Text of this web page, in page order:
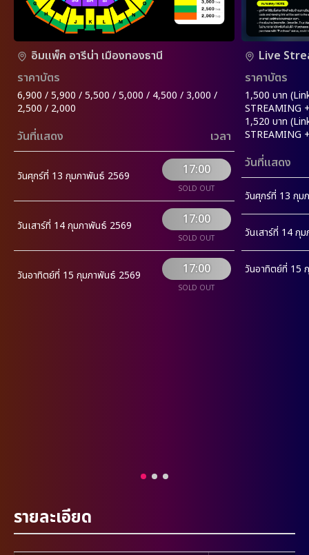
อิมแพ็ค อารีน่า เมืองทองธานี
ราคาบัตร
6,900 / 5,900 / 5,500 / 5,000 / 4,500 / 3,000 /
2,500 / 2,000
วันที่แสดง เวลา
วันศุกร์ที่ 13 กุมภาพันธ์ 2569 17:00
SOLD OUT
วันเสาร์ที่ 14 กุมภาพันธ์ 2569 17:00
SOLD OUT
วันอาทิตย์ที่ 15 กุมภาพันธ์ 2569 17:00
SOLD OUT
Live
ราคาบัตร
1,500 บาท
STREAMING
1,520 บาท
STREAMING
วันที่แสดง
วันศุกร์ที่ 13 กุม
วันเสาร์ที่ 14 กุ
วันอาทิตย์ที่ 15
รายละเอียด